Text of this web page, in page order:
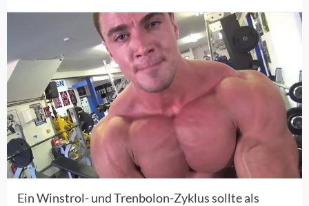
Ein Winstrol- und Trenbolon-Zyklus sollte als